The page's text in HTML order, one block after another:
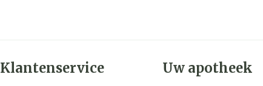
Klantenservice Uw apotheek